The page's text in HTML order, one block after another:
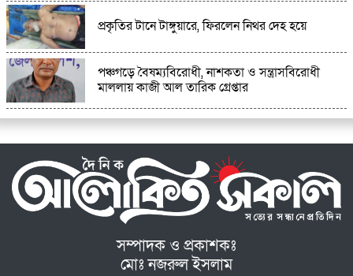
প্রকৃতির টানে টাঙ্গুয়ারে, ফিরলেন নিথর দেহ হয়ে
পঞ্চগড়ে বৈষম্যবিরোধী, নাশকতা ও সন্ত্রাসবিরোধী
মাললায় কাজী আল তারিক গ্রেপ্তার
সম্পাদক ও প্রকাশকঃ
মোঃ নজরুল ইসলাম